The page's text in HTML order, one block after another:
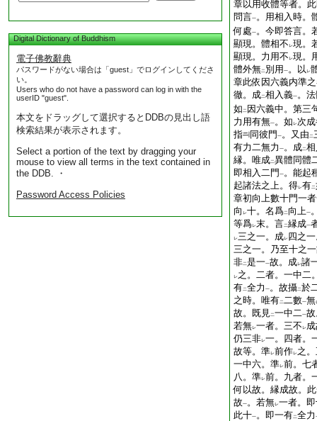
Digital Dictionary of Buddhism
電子佛教辭典
パスワードがない場合は「guest」でログインしてくださ
い。
Users who do not have a password can log in with the
userID "guest".
本文をドラッグして選択するとDDBの見出し語
検索結果が表示されます。
Select a portion of the text by dragging your
mouse to view all terms in the text contained in
the DDB. ・
Password Access Policies
章以用收體等者。
問言一。用相入時。
何處一。今即答言。
顯現。體相不 レ現。
顯現。力用不 レ現。
體外無二 別用 一。以 レ
章此依因六義内準
徹。成二相入義一。
如 二 因六義中。第三
力用有無一。如 レ次成
指
同彼門 一。又由 二
有力二無力 一。成二
縁。唯成二異體同體
即相入二門 一。能起
起諸法之上。得レ有二
章初向上數十門一
向 レ十。名爲二 向上一
等爲レ末。言二縁成一
レ三之一。成レ四之
三之一。乃至十之
非二是一一故。成レ諸
レ之。二者。一中二
有二全力 一。故攝二於
之時。唯有二二數一無
故。既見二一中二一
若無レ一者。三不 レ
仍三非レ一。四者。
故等。準レ前作レ之
一中六。準レ前。七
八。準レ前。九者。
何以故。縁成故。
故一。若無レ一者。
此十一。即一有二全力